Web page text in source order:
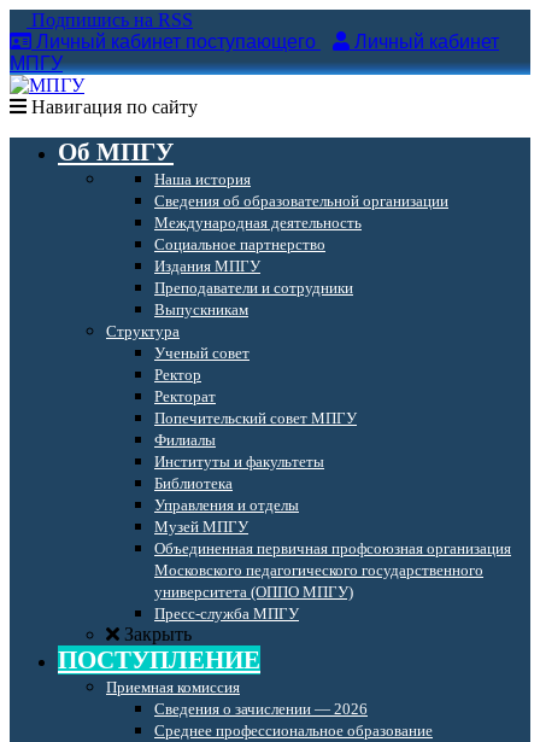
Подпишись на RSS
Личный кабинет поступающего
Личный кабинет
МПГУ
Навигация по сайту
Об МПГУ
Наша история
Сведения об образовательной организации
Международная деятельность
Социальное партнерство
Издания МПГУ
Преподаватели и сотрудники
Выпускникам
Структура
Ученый совет
Ректор
Ректорат
Попечительский совет МПГУ
Филиалы
Институты и факультеты
Библиотека
Управления и отделы
Музей МПГУ
Объединенная первичная профсоюзная организация
Московского педагогического государственного
университета (ОППО МПГУ)
Пресс-служба МПГУ
Закрыть
ПОСТУПЛЕНИЕ
Приемная комиссия
Сведения о зачислении — 2026
Среднее профессиональное образование